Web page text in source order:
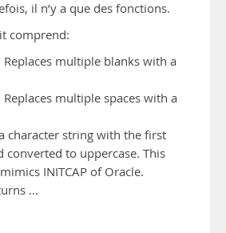
il n’y a que des fonctions.
comprend:
Replaces multiple blanks with a
Replaces multiple spaces with a
character string with the first
converted to uppercase. This
INITCAP of Oracle.
…